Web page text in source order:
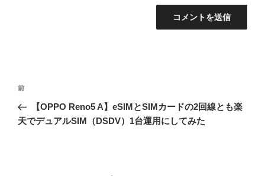
投
ナ
前
の
投
前
【OPPO Reno5 A】eSIMとSIMカードの2回線とも楽
天でデュアルSIM（DSDV）1台運用にしてみた